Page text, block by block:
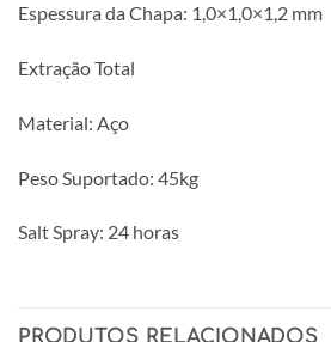
Espessura da Chapa: 1,0×1,0×1,2 mm
Extração Total
Material: Aço
Peso Suportado: 45kg
Salt Spray: 24 horas
PRODUTOS RELACIONADOS